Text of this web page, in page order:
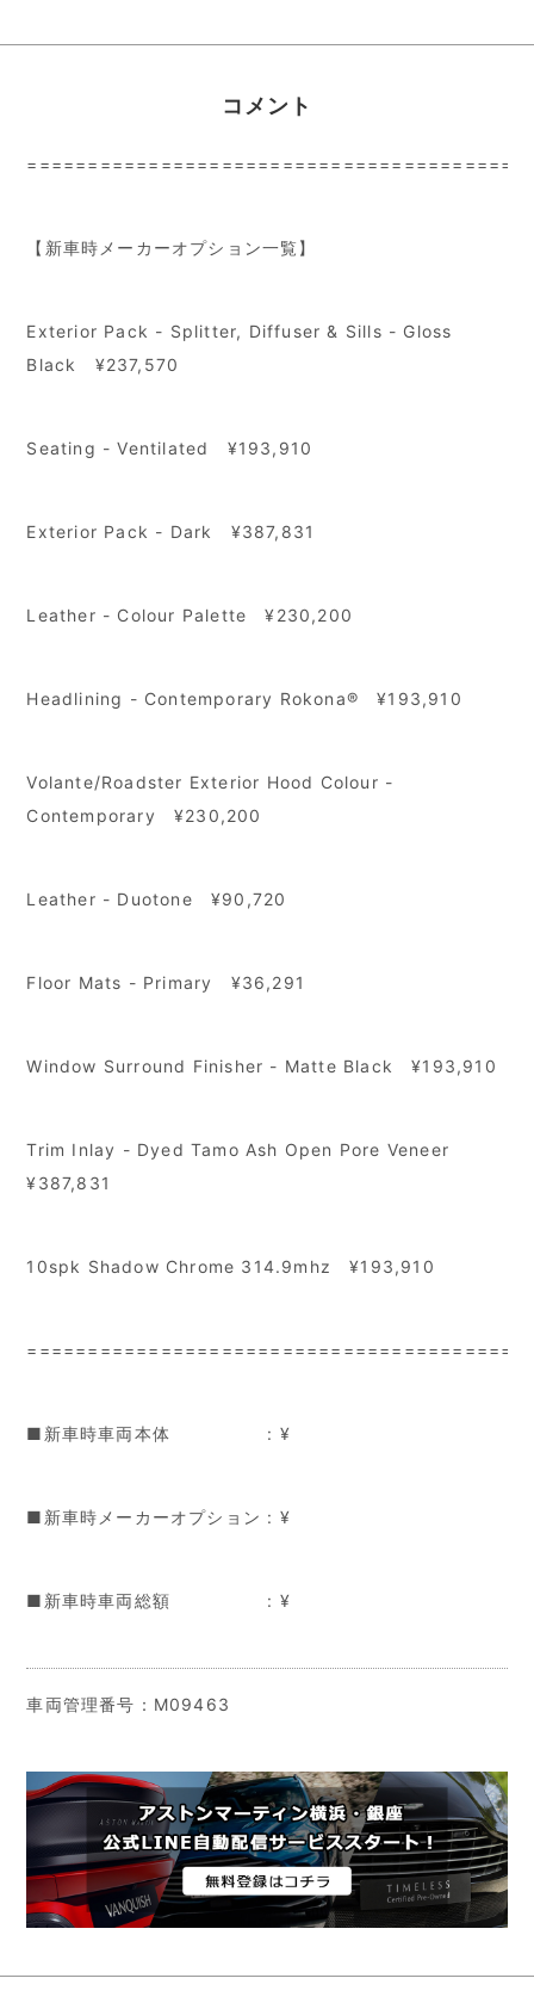
コメント
【新車時メーカーオプション一覧】
Exterior Pack - Splitter, Diffuser & Sills - Gloss
Black ¥237,570
Seating - Ventilated ¥193,910
Exterior Pack - Dark ¥387,831
Leather - Colour Palette ¥230,200
Headlining - Contemporary Rokona® ¥193,910
Volante/Roadster Exterior Hood Colour -
Contemporary ¥230,200
Leather - Duotone ¥90,720
Floor Mats - Primary ¥36,291
Window Surround Finisher - Matte Black ¥193,910
Trim Inlay - Dyed Tamo Ash Open Pore Veneer
¥387,831
10spk Shadow Chrome 314.9mhz ¥193,910
■新車時車両本体 : ¥
■新車時メーカーオプション : ¥
■新車時車両総額 : ¥
車両管理番号：M09463